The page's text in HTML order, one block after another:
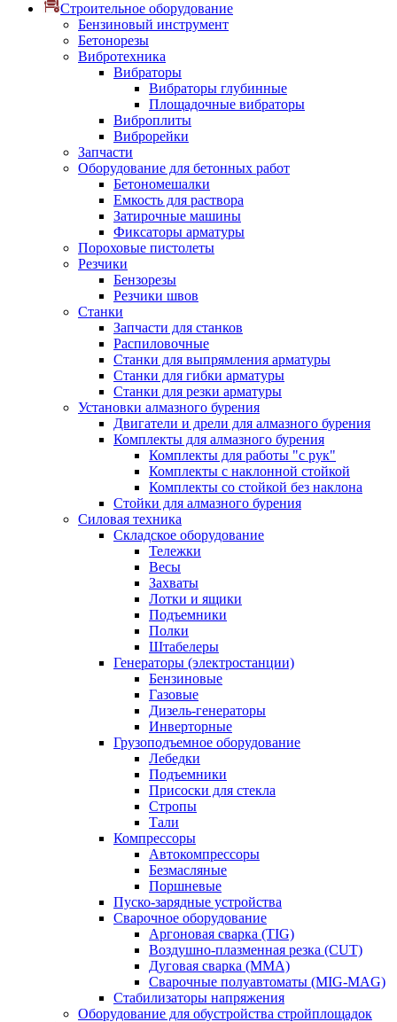
Строительное оборудование
Бензиновый инструмент
Бетонорезы
Вибротехника
Вибраторы
Вибраторы глубинные
Площадочные вибраторы
Виброплиты
Виброрейки
Запчасти
Оборудование для бетонных работ
Бетономешалки
Емкость для раствора
Затирочные машины
Фиксаторы арматуры
Пороховые пистолеты
Резчики
Бензорезы
Резчики швов
Станки
Запчасти для станков
Распиловочные
Станки для выпрямления арматуры
Станки для гибки арматуры
Станки для резки арматуры
Установки алмазного бурения
Двигатели и дрели для алмазного бурения
Комплекты для алмазного бурения
Комплекты для работы "с рук"
Комплекты с наклонной стойкой
Комплекты со стойкой без наклона
Стойки для алмазного бурения
Силовая техника
Складское оборудование
Тележки
Весы
Захваты
Лотки и ящики
Подъемники
Полки
Штабелеры
Генераторы (электростанции)
Бензиновые
Газовые
Дизель-генераторы
Инверторные
Грузоподъемное оборудование
Лебедки
Подъемники
Присоски для стекла
Стропы
Тали
Компрессоры
Автокомпрессоры
Безмасляные
Поршневые
Пуско-зарядные устройства
Сварочное оборудование
Аргоновая сварка (TIG)
Воздушно-плазменная резка (CUT)
Дуговая сварка (ММА)
Сварочные полуавтоматы (MIG-MAG)
Стабилизаторы напряжения
Оборудование для обустройства стройплощадок